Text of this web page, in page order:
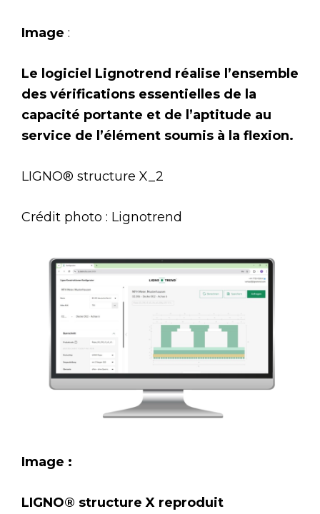
Image :
Le logiciel Lignotrend réalise l’ensemble
des vérifications essentielles de la
capacité portante et de l’aptitude au
service de l’élément soumis à la flexion.
LIGNO® structure X_2
Crédit photo : Lignotrend
Image :
LIGNO® structure X reproduit